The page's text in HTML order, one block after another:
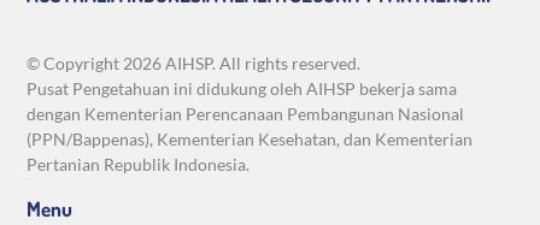
© Copyright 2026 AIHSP. All rights reserved.
Pusat Pengetahuan ini didukung oleh AIHSP bekerja sama
dengan Kementerian Perencanaan Pembangunan Nasional
(PPN/Bappenas), Kementerian Kesehatan, dan Kementerian
Pertanian Republik Indonesia.
Menu